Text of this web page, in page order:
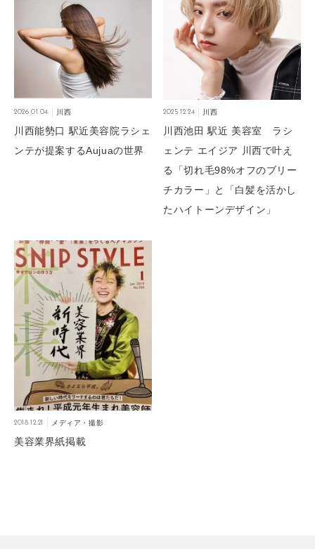
2026.01.04 川西
川西能勢口 駅近美容院ラシェ
ンテが提案するAujuaの世界
2025.12.24 川西
川西池田 駅近 美容室 ラシ
ェンテ エイジア 川西で叶え
る「切れ毛98%オフのブリー
チカラー」と「白髪を活かし
たハイトーンデザイン」
2018.12.21 メディア・撮影
美容業界紙掲載